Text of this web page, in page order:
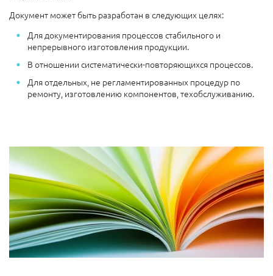
Документ может быть разработан в следующих целях:
Для документирования процессов стабильного и
непрерывного изготовления продукции.
В отношении систематически-повторяющихся процессов.
Для отдельных, не регламентированных процедур по
ремонту, изготовлению компонентов, техобслуживанию.